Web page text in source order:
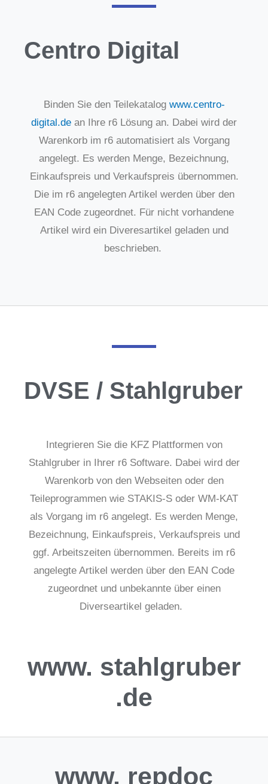
Centro Digital
Binden Sie den Teilekatalog www.centro-
digital.de an Ihre r6 Lösung an. Dabei wird der
Warenkorb im r6 automatisiert als Vorgang
angelegt. Es werden Menge, Bezeichnung,
Einkaufspreis und Verkaufspreis übernommen.
Die im r6 angelegten Artikel werden über den
EAN Code zugeordnet. Für nicht vorhandene
Artikel wird ein Diveresartikel geladen und
beschrieben.
DVSE / Stahlgruber
Integrieren Sie die KFZ Plattformen von
Stahlgruber in Ihrer r6 Software. Dabei wird der
Warenkorb von den Webseiten oder den
Teileprogrammen wie STAKIS-S oder WM-KAT
als Vorgang im r6 angelegt. Es werden Menge,
Bezeichnung, Einkaufspreis, Verkaufspreis und
ggf. Arbeitszeiten übernommen. Bereits im r6
angelegte Artikel werden über den EAN Code
zugeordnet und unbekannte über einen
Diverseartikel geladen.
www. stahlgruber
.de
www. repdoc